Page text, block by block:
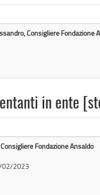
Consigliere Fondazione
in ente
Fondazione Ansaldo
02/2023